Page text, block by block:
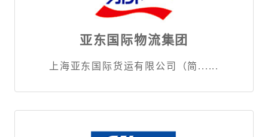
亚东国际物流集团
上海亚东国际货运有限公司（简......